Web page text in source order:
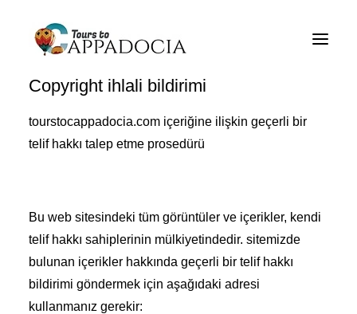
Kapadokya Tours Hakkında
Cappadocia Tur Paketleri
Cappadocia Balloon Tours
Hakkında
Hakkında
İletişim
Copyright ihlali bildirimi
tourstocappadocia.com içeriğine ilişkin geçerli bir
telif hakkı talep etme prosedürü
Bu web sitesindeki tüm görüntüler ve içerikler, kendi
telif hakkı sahiplerinin mülkiyetindedir. sitemizde
bulunan içerikler hakkında geçerli bir telif hakkı
bildirimi göndermek için aşağıdaki adresi
kullanmanız gerekir: